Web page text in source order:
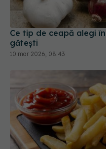
Ce tip de ceapă alegi
gătești
10 mar 2026, 08:43